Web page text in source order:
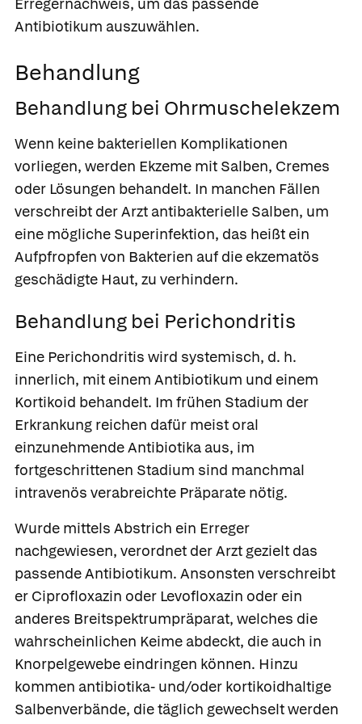
Erregernachweis, um das passende
Antibiotikum auszuwählen.
Behandlung
Behandlung bei Ohrmuschelekzem
Wenn keine bakteriellen Komplikationen
vorliegen, werden Ekzeme mit Salben, Cremes
oder Lösungen behandelt. In manchen Fällen
verschreibt der Arzt antibakterielle Salben, um
eine mögliche Superinfektion, das heißt ein
Aufpfropfen von Bakterien auf die ekzematös
geschädigte Haut, zu verhindern.
Behandlung bei Perichondritis
Eine Perichondritis wird systemisch, d. h.
innerlich, mit einem Antibiotikum und einem
Kortikoid behandelt. Im frühen Stadium der
Erkrankung reichen dafür meist oral
einzunehmende Antibiotika aus, im
fortgeschrittenen Stadium sind manchmal
intravenös verabreichte Präparate nötig.
Wurde mittels Abstrich ein Erreger
nachgewiesen, verordnet der Arzt gezielt das
passende Antibiotikum. Ansonsten verschreibt
er Ciprofloxazin oder Levofloxazin oder ein
anderes Breitspektrumpräparat, welches die
wahrscheinlichen Keime abdeckt, die auch in
Knorpelgewebe eindringen können. Hinzu
kommen antibiotika- und/oder kortikoidhaltige
Salbenverbände, die täglich gewechselt werden